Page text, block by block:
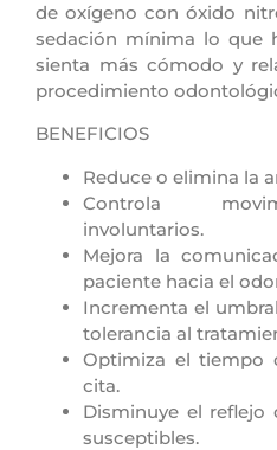
de oxígeno con óxido
sedación mínima lo que
sienta más cómodo y
procedimiento
BENEFICIOS
Reduce o elimina la
Controla
involuntarios.
Mejora la
paciente hacia el
Incrementa el
tolerancia al
Optimiza el tiempo
cita.
Disminuye el reflejo
susceptibles.